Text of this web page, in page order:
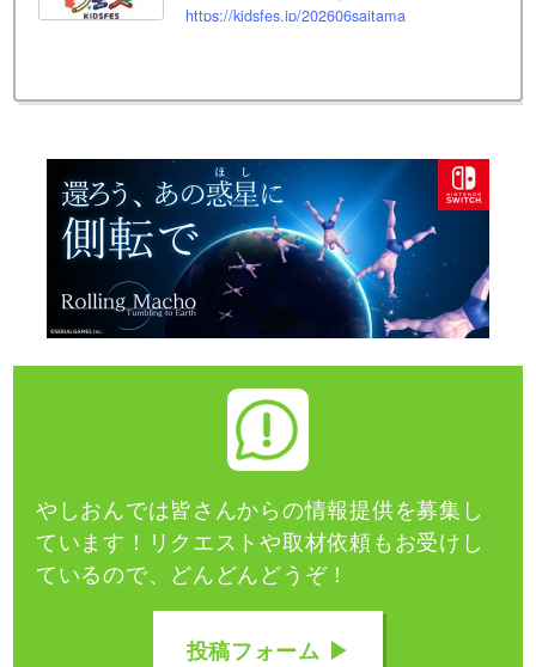
https://kidsfes.jp/202606saitama
やしおんでは皆さんからの情報提供を募集し
ています！ リクエストや取材依頼もお受けし
ているので、どんどんどうぞ！
投稿フォーム ▶